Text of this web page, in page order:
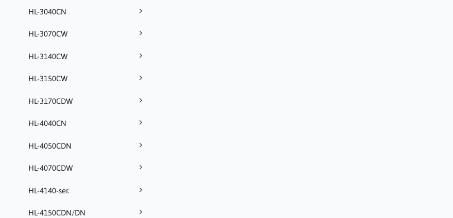
HL-3040CN
HL-3070CW
HL-3140CW
HL-3150CW
HL-3170CDW
HL-4040CN
HL-4050CDN
HL-4070CDW
HL-4140-ser.
HL-4150CDN/DN